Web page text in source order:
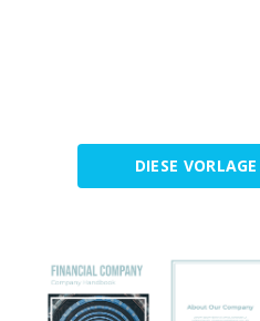
DIESE